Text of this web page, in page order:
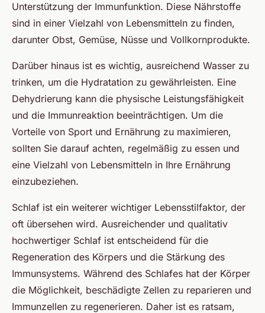
Unterstützung der Immunfunktion. Diese Nährstoffe
sind in einer Vielzahl von Lebensmitteln zu finden,
darunter Obst, Gemüse, Nüsse und Vollkornprodukte.
Darüber hinaus ist es wichtig, ausreichend Wasser zu
trinken, um die Hydratation zu gewährleisten. Eine
Dehydrierung kann die physische Leistungsfähigkeit
und die Immunreaktion beeinträchtigen. Um die
Vorteile von Sport und Ernährung zu maximieren,
sollten Sie darauf achten, regelmäßig zu essen und
eine Vielzahl von Lebensmitteln in Ihre Ernährung
einzubeziehen.
Schlaf ist ein weiterer wichtiger Lebensstilfaktor, der
oft übersehen wird. Ausreichender und qualitativ
hochwertiger Schlaf ist entscheidend für die
Regeneration des Körpers und die Stärkung des
Immunsystems. Während des Schlafes hat der Körper
die Möglichkeit, beschädigte Zellen zu reparieren und
Immunzellen zu regenerieren. Daher ist es ratsam,